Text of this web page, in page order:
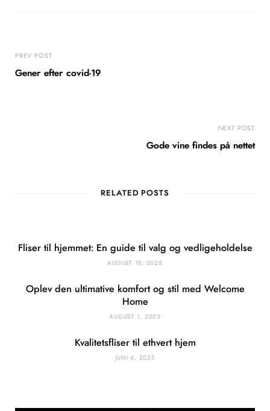
PREV POST
Gener efter covid-19
NEXT POST
Gode vine findes på nettet
RELATED POSTS
Fliser til hjemmet: En guide til valg og vedligeholdelse
AUGUST 18, 2025
Oplev den ultimative komfort og stil med Welcome
Home
AUGUST 1, 2025
Kvalitetsfliser til ethvert hjem
JUNI 4, 2025